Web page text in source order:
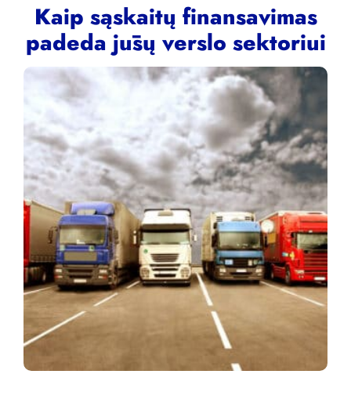
Kaip sąskaitų finansavimas
padeda jūsų verslo sektoriui